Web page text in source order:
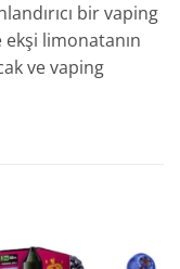
bir vaping
limonatanın
ve vaping